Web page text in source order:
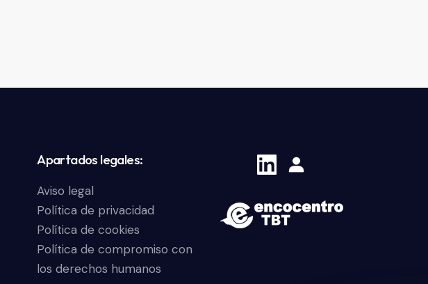
Apartados legales:
Aviso legal
Política de privacidad
Política de cookies
Política de compromiso con
los derechos humanos